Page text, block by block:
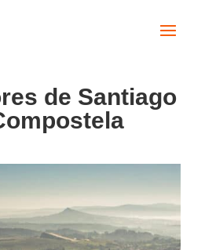
de Santiago